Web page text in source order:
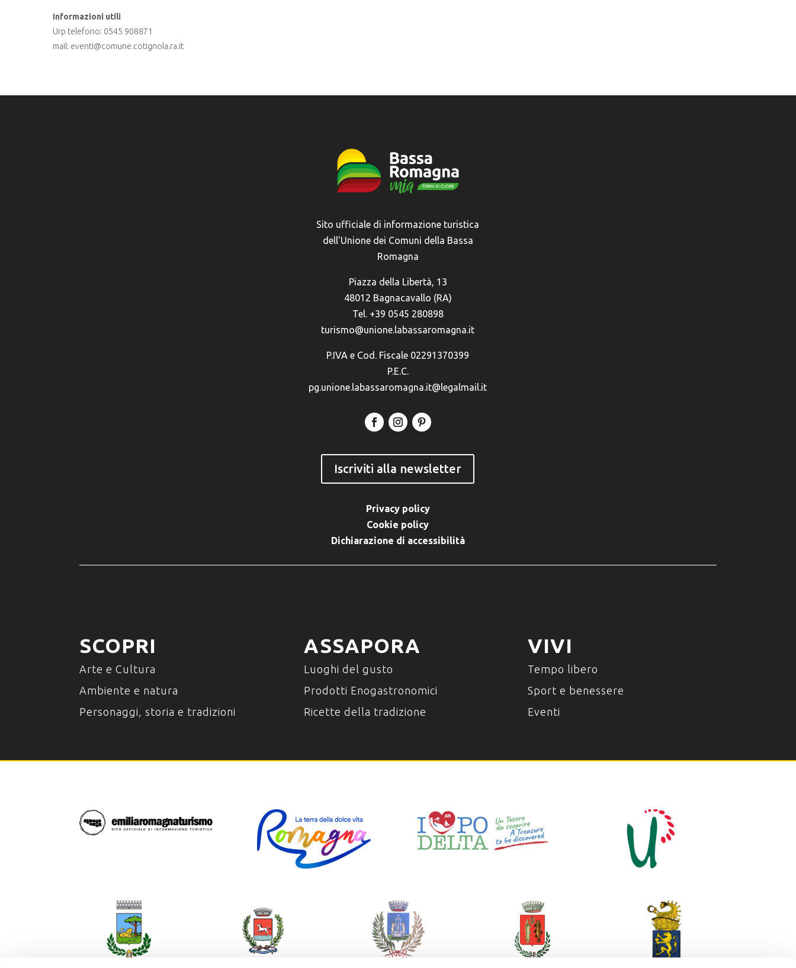
Informazioni utili
Urp telefono: 0545 908871
mail: eventi@comune.cotignola.ra.it
Sito ufficiale di informazione turistica
dell'Unione dei Comuni della Bassa
Romagna
Piazza della Libertà, 13
48012 Bagnacavallo (RA)
Tel. +39 0545 280898
turismo@unione.labassaromagna.it
P.IVA e Cod. Fiscale 02291370399
P.E.C.
pg.unione.labassaromagna.it@legalmail.it
Iscriviti alla newsletter
Privacy policy
Cookie policy
Dichiarazione di accessibilità
SCOPRI
Arte e Cultura
Ambiente e natura
Personaggi, storia e tradizioni
ASSAPORA
Luoghi del gusto
Prodotti Enogastronomici
Ricette della tradizione
VIVI
Tempo libero
Sport e benessere
Eventi